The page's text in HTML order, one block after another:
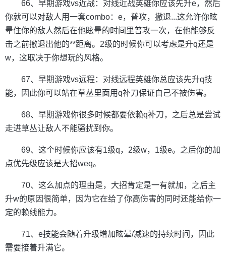
66、早期游戏vs近战：对线近战英雄你应该先升e，然后
你就可以对敌人用一套combo：e，普攻，撤退...这允许你眩
晕住你的敌人然后在他眩晕的时间里普攻一次，在他能够反
击之前撤退出他的**距离。2级的时候你可以考虑是升q还是
w，这取决于你想玩的风格。
67、早期游戏vs远程：对线远程英雄你总应该先升q技
能，因此你可以站在草丛里面用q补刀保证自己不被伤害。
68、早期游戏你很多时候都要依赖q补刀，之后总是尝试
走进草丛让敌人不能骚扰到你。
69、这个时候你应该有1级q，2级w，1级e。之后你的加
点优先级应该是大招weq。
70、这么加点的理由是，大招肯定是一有就加，之后主
升w的原因很简单，因为它在给了你高伤害的同时还能给你一
定的赖线能力。
71、e技能会随着升级增加眩晕/减速的持续时间，因此
需要接着升满它。